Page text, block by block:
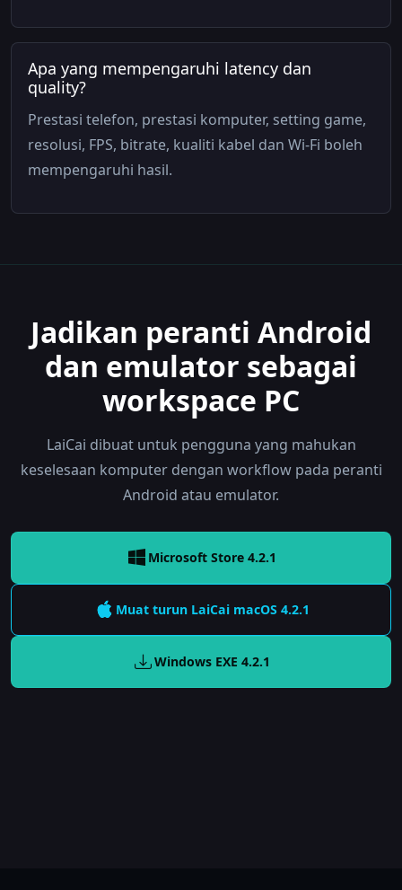
Apa yang mempengaruhi latency dan
quality?
Prestasi telefon, prestasi komputer, setting game,
resolusi, FPS, bitrate, kualiti kabel dan Wi-Fi boleh
mempengaruhi hasil.
Jadikan peranti Android
dan emulator sebagai
workspace PC
LaiCai dibuat untuk pengguna yang mahukan
keselesaan komputer dengan workflow pada peranti
Android atau emulator.
Microsoft Store 4.2.1
Muat turun LaiCaimacOS 4.2.1
Windows EXE4.2.1